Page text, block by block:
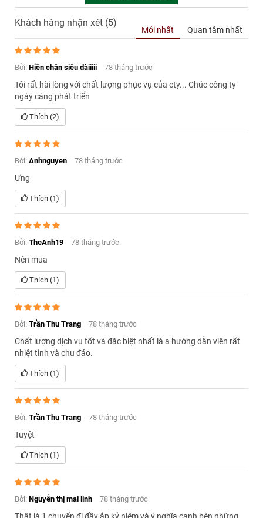
Khách hàng nhận xét (5)
Mới nhất Quan tâm nhất
Bởi: Hiền chân siêu dàiiiii 78 tháng trước
Tôi rất hài lòng với chất lượng phục vụ của cty... Chúc công ty
ngày càng phát triển
Thích (2)
Bởi: Anhnguyen 78 tháng trước
Ưng
Thích (1)
Bởi: TheAnh19 78 tháng trước
Nên mua
Thích (1)
Bởi: Trần Thu Trang 78 tháng trước
Chất lượng dịch vụ tốt và đặc biệt nhất là a hướng dẫn viên rất
nhiệt tình và chu đáo.
Thích (1)
Bởi: Trần Thu Trang 78 tháng trước
Tuyệt
Thích (1)
Bởi: Nguyễn thị mai linh 78 tháng trước